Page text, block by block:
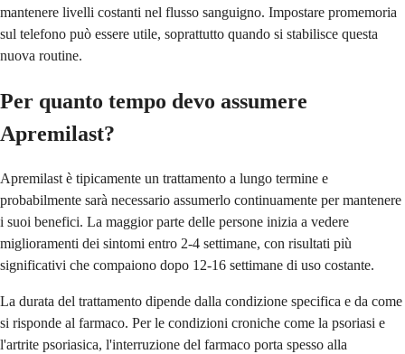
mantenere livelli costanti nel flusso sanguigno. Impostare promemoria
sul telefono può essere utile, soprattutto quando si stabilisce questa
nuova routine.
Per quanto tempo devo assumere
Apremilast?
Apremilast è tipicamente un trattamento a lungo termine e
probabilmente sarà necessario assumerlo continuamente per mantenere
i suoi benefici. La maggior parte delle persone inizia a vedere
miglioramenti dei sintomi entro 2-4 settimane, con risultati più
significativi che compaiono dopo 12-16 settimane di uso costante.
La durata del trattamento dipende dalla condizione specifica e da come
si risponde al farmaco. Per le condizioni croniche come la psoriasi e
l'artrite psoriasica, l'interruzione del farmaco porta spesso alla